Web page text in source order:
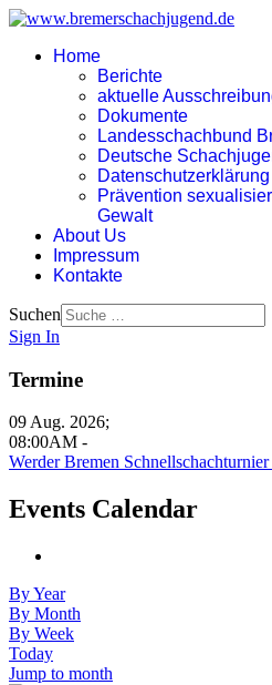
Home
Berichte
aktuelle
Dokumente
Landesschachbund
Deutsche
Datenschutzerklärung
Prävention
Gewalt
About Us
Impressum
Kontakte
Suchen
Sign In
Termine
09 Aug. 2026;
08:00AM -
Werder Bremen
Events Calendar
By Year
By Month
By Week
Today
Jump to month